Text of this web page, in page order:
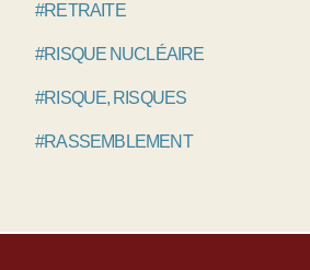
#RETRAITE
#RISQUE NUCLÉAIRE
#RISQUE, RISQUES
#RASSEMBLEMENT